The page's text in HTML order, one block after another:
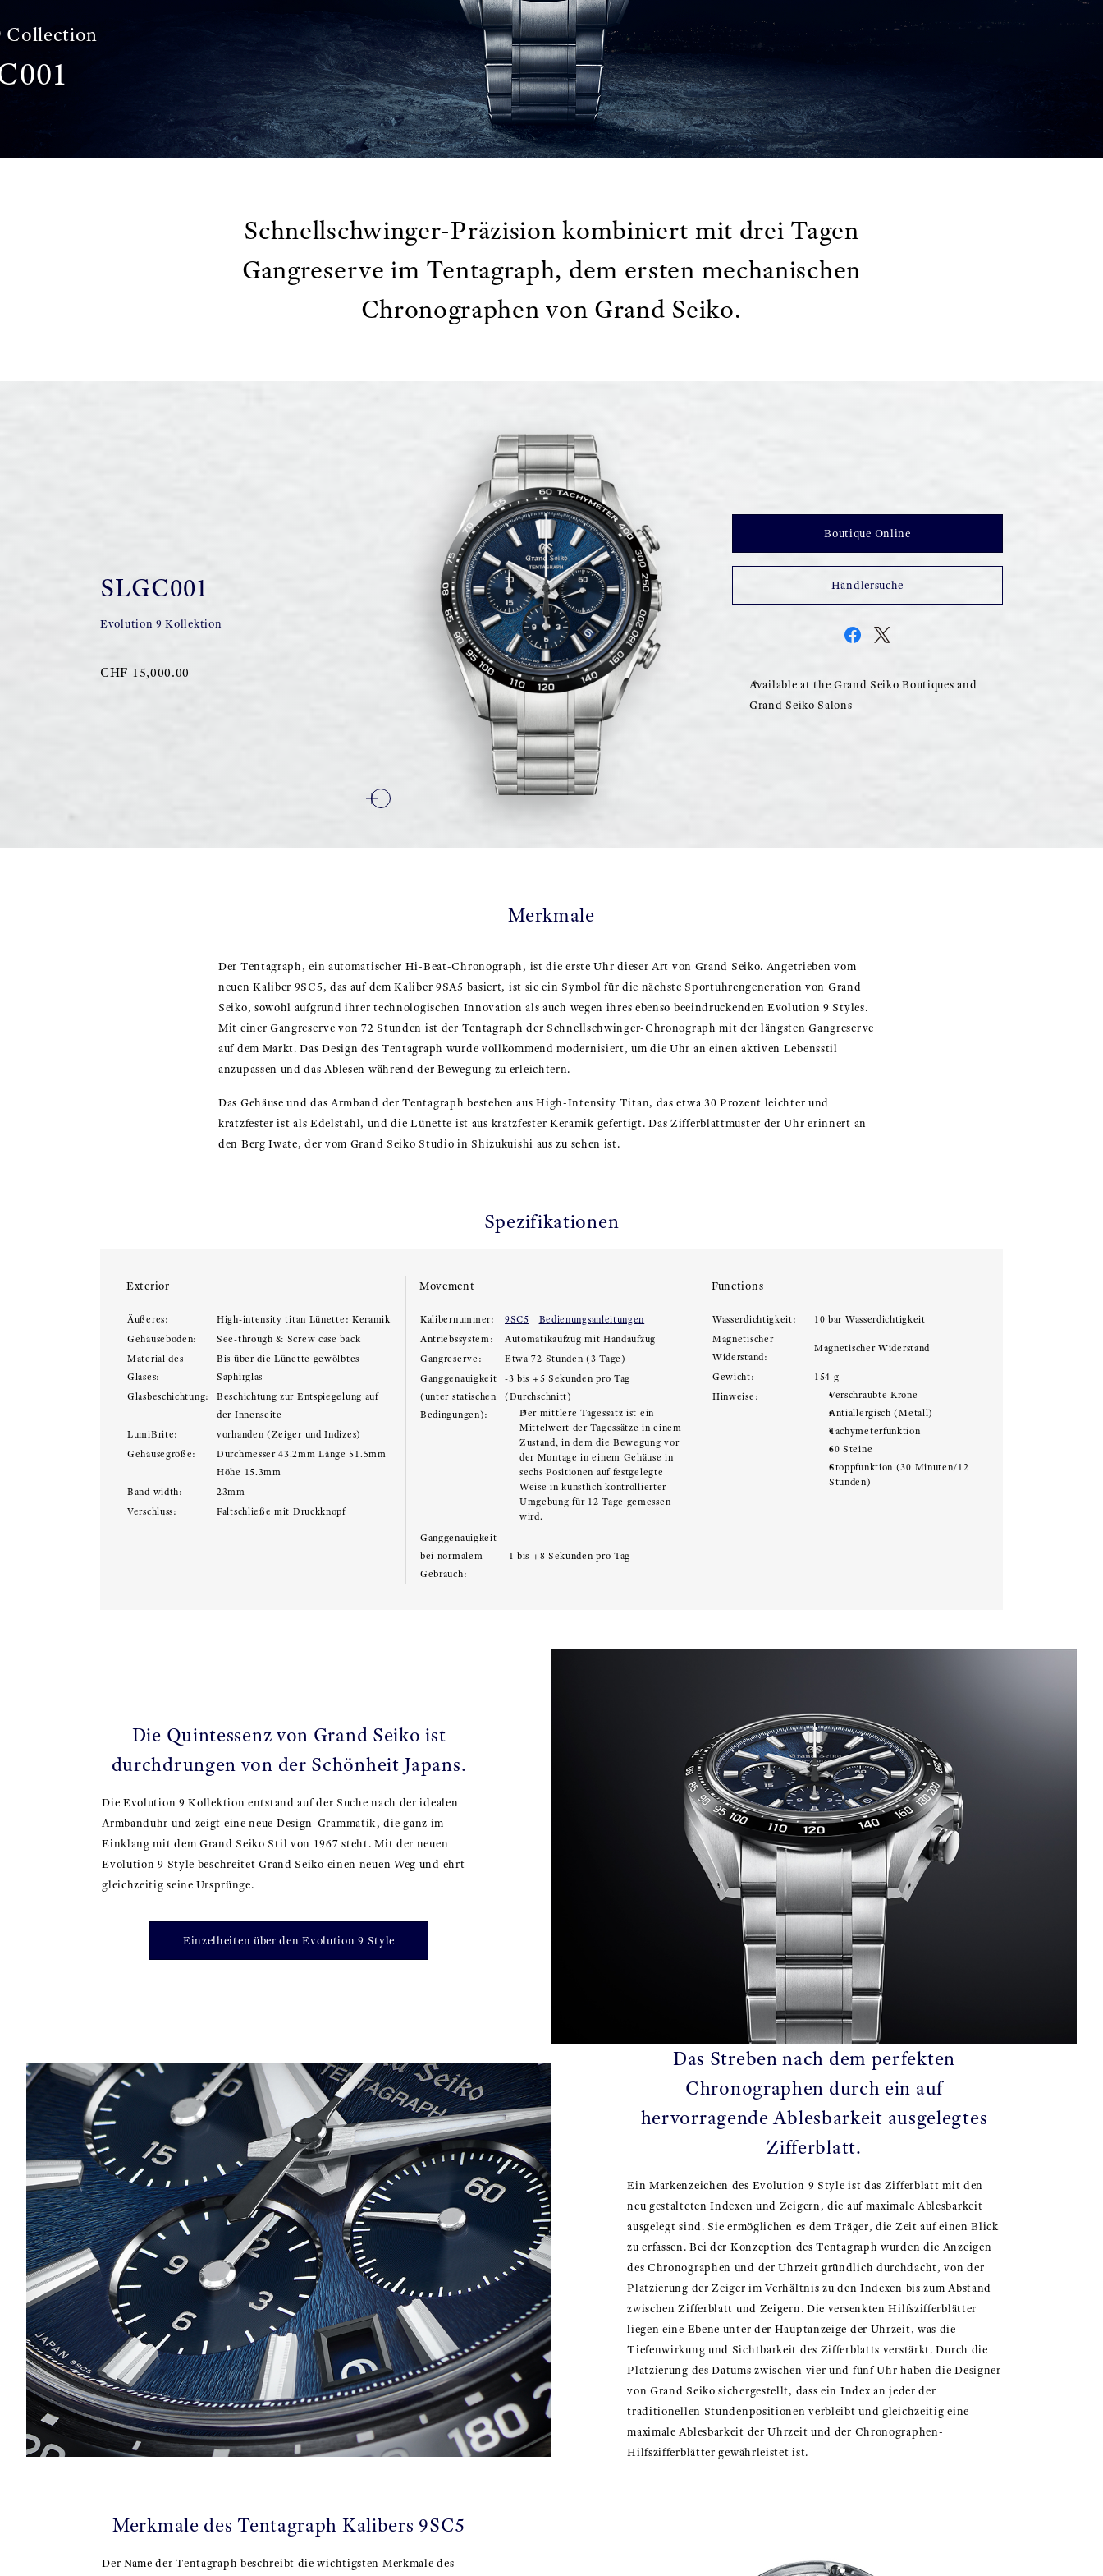
Collection
Schnellschwinger-Präzision kombiniert mit drei Tagen
Gangreserve im Tentagraph, dem ersten mechanischen
Chronographen von Grand Seiko.
SLGC001
Evolution 9 Kollektion
CHF 15,000.00
Boutique Online
Händlersuche
Available at the Grand Seiko Boutiques and
Grand Seiko Salons
Merkmale
Der Tentagraph, ein automatischer Hi-Beat-Chronograph, ist die erste Uhr dieser Art von Grand Seiko. Angetrieben vom
neuen Kaliber 9SC5, das auf dem Kaliber 9SA5 basiert, ist sie ein Symbol für die nächste Sportuhrengeneration von Grand
Seiko, sowohl aufgrund ihrer technologischen Innovation als auch wegen ihres ebenso beeindruckenden Evolution 9 Styles.
Mit einer Gangreserve von 72 Stunden ist der Tentagraph der Schnellschwinger-Chronograph mit der längsten Gangreserve
auf dem Markt. Das Design des Tentagraph wurde vollkommend modernisiert, um die Uhr an einen aktiven Lebensstil
anzupassen und das Ablesen während der Bewegung zu erleichtern.
Das Gehäuse und das Armband der Tentagraph bestehen aus High-Intensity Titan, das etwa 30 Prozent leichter und
kratzfester ist als Edelstahl, und die Lünette ist aus kratzfester Keramik gefertigt. Das Zifferblattmuster der Uhr erinnert an
den Berg Iwate, der vom Grand Seiko Studio in Shizukuishi aus zu sehen ist.
Spezifikationen
Exterior
Äußeres:
High-intensity titan Lünette: Keramik
Gehäuseboden:
See-through & Screw case back
Material des
Glases:
Bis über die Lünette gewölbtes
Saphirglas
Glasbeschichtung:
Beschichtung zur Entspiegelung auf
der Innenseite
LumiBrite:
vorhanden (Zeiger und Indizes)
Gehäusegröße:
Durchmesser 43.2mm Länge 51.5mm
Höhe 15.3mm
Band width:
23mm
Verschluss:
Faltschließe mit Druckknopf
Movement
Kalibernummer: 9SC5
Bedienungsanleitungen
Antriebssystem:
Automatikaufzug mit Handaufzug
Gangreserve:
Etwa 72 Stunden (3 Tage)
Ganggenauigkeit
(unter statischen
Bedingungen):
-3 bis +5 Sekunden pro Tag
(Durchschnitt)
Der mittlere Tagessatz ist ein
Mittelwert der Tagessätze in einem
Zustand, in dem die Bewegung vor
der Montage in einem Gehäuse in
sechs Positionen auf festgelegte
Weise in künstlich kontrollierter
Umgebung für 12 Tage gemessen
wird.
Ganggenauigkeit
bei normalem
Gebrauch:
-1 bis +8 Sekunden pro Tag
Functions
Wasserdichtigkeit:
10 bar Wasserdichtigkeit
Magnetischer
Widerstand:
Magnetischer Widerstand
Gewicht:
154 g
Hinweise:
Verschraubte Krone
Antiallergisch (Metall)
Tachymeterfunktion
60 Steine
Stoppfunktion (30 Minuten/12
Stunden)
Die Quintessenz von Grand Seiko ist
durchdrungen von der Schönheit Japans.
Die Evolution 9 Kollektion entstand auf der Suche nach der idealen
Armbanduhr und zeigt eine neue Design-Grammatik, die ganz im
Einklang mit dem Grand Seiko Stil von 1967 steht. Mit der neuen
Evolution 9 Style beschreitet Grand Seiko einen neuen Weg und ehrt
gleichzeitig seine Ursprünge.
Einzelheiten über den Evolution 9 Style
Das Streben nach dem perfekten
Chronographen durch ein auf
hervorragende Ablesbarkeit ausgelegtes
Zifferblatt.
Ein Markenzeichen des Evolution 9 Style ist das Zifferblatt mit den
neu gestalteten Indexen und Zeigern, die auf maximale Ablesbarkeit
ausgelegt sind. Sie ermöglichen es dem Träger, die Zeit auf einen Blick
zu erfassen. Bei der Konzeption des Tentagraph wurden die Anzeigen
des Chronographen und der Uhrzeit gründlich durchdacht, von der
Platzierung der Zeiger im Verhältnis zu den Indexen bis zum Abstand
zwischen Zifferblatt und Zeigern. Die versenkten Hilfszifferblätter
liegen eine Ebene unter der Hauptanzeige der Uhrzeit, was die
Tiefenwirkung und Sichtbarkeit des Zifferblatts verstärkt. Durch die
Platzierung des Datums zwischen vier und fünf Uhr haben die Designer
von Grand Seiko sichergestellt, dass ein Index an jeder der
traditionellen Stundenpositionen verbleibt und gleichzeitig eine
maximale Ablesbarkeit der Uhrzeit und der Chronographen-
Hilfszifferblätter gewährleistet ist.
Merkmale des Tentagraph Kalibers 9SC5
Der Name der Tentagraph beschreibt die wichtigsten Merkmale des